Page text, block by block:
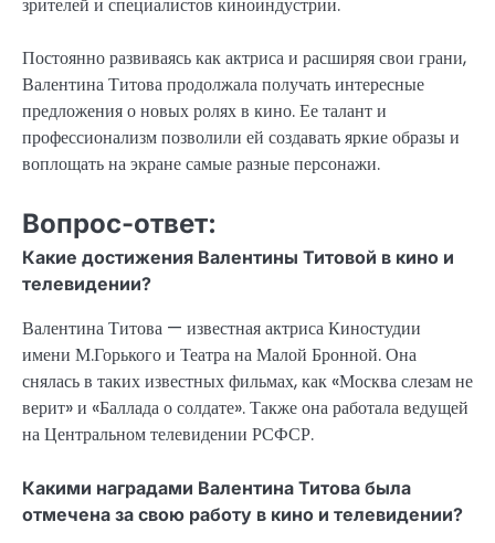
зрителей и специалистов киноиндустрии.
Постоянно развиваясь как актриса и расширяя свои грани,
Валентина Титова продолжала получать интересные
предложения о новых ролях в кино. Ее талант и
профессионализм позволили ей создавать яркие образы и
воплощать на экране самые разные персонажи.
Вопрос-ответ:
Какие достижения Валентины Титовой в кино и
телевидении?
Валентина Титова — известная актриса Киностудии
имени М.Горького и Театра на Малой Бронной. Она
снялась в таких известных фильмах, как «Москва слезам не
верит» и «Баллада о солдате». Также она работала ведущей
на Центральном телевидении РСФСР.
Какими наградами Валентина Титова была
отмечена за свою работу в кино и телевидении?